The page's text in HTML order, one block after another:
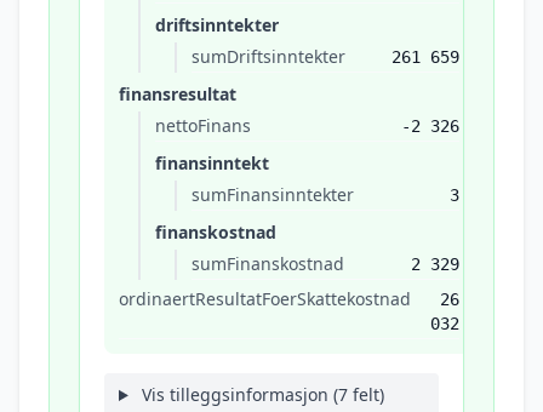
driftsinntekter
sumDriftsinntekter
261 659
finansresultat
nettoFinans
-2 326
finansinntekt
sumFinansinntekter
3
finanskostnad
sumFinanskostnad
2 329
ordinaertResultatFoerSkattekostnad
26
032
Vis tilleggsinformasjon (7 felt)